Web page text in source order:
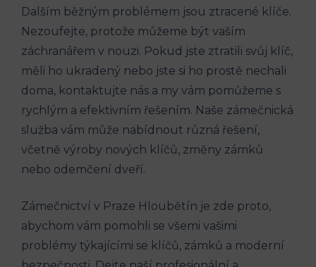
Dalším běžným problémem jsou ztracené klíče.
Nezoufejte, protože můžeme být vaším
záchranářem v nouzi. Pokud jste ztratili svůj klíč,
měli ho ukradený nebo jste si ho prostě nechali
doma, kontaktujte nás a my vám pomůžeme s
rychlým a efektivním řešením. Naše zámečnická
služba vám může nabídnout různá řešení,
včetně výroby nových klíčů, změny zámků
nebo odemčení dveří.
Zámečnictví v Praze Hloubětín je zde proto,
abychom vám pomohli se všemi vašimi
problémy týkajícími se klíčů, zámků a moderní